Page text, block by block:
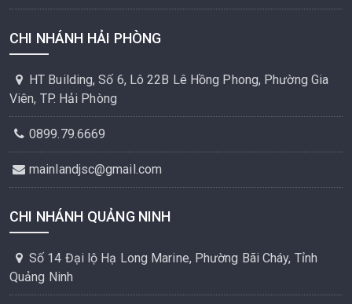
CHI NHÁNH HẢI PHÒNG
HT Building, Số 6, Lô 22B Lê Hồng Phong, Phường Gia
Viên, TP. Hải Phòng
0899.79.6669
mainlandjsc@gmail.com
CHI NHÁNH QUẢNG NINH
Số 14 Đại lộ Hạ Long Marine, Phường Bãi Cháy, Tỉnh
Quảng Ninh